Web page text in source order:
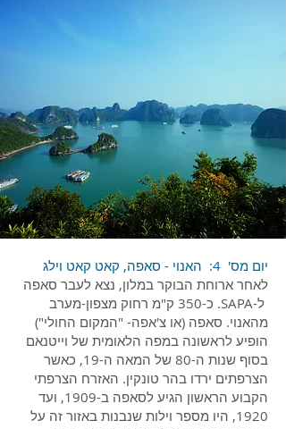
יום מס' 4: האנוי - סאפה, קאט קאט וילג
לאחר ארוחת הבוקר במלון, נצא לעבר סאפה
ל-SAPA. כ-350 ק"מ רחוק מצפון-מערב
מהאנוי. סאפה (או צ'אפה- "המקום החולי")
הופיע לראשונה במפה הלאומית של וייטנאם
בסוף שנות ה-80 של המאה ה-19, כאשר
הצרפתים ירדו בהר טונקין. האזרח הצרפתי
הקבוע הראשון הגיע לסאפה ב-1909, ועד
1920, היו מספר וילות שנבנות באזור זה על